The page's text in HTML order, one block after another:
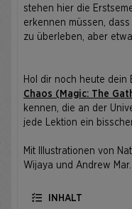
stehen hier die
erkennen müssen,
zu überleben, aber
Hol dir noch heute dein
Chaos (Magic: The
kennen, die an der
jede Lektion ein
Mit Illustrationen von
Wijaya und Andrew Mar.
INHALT